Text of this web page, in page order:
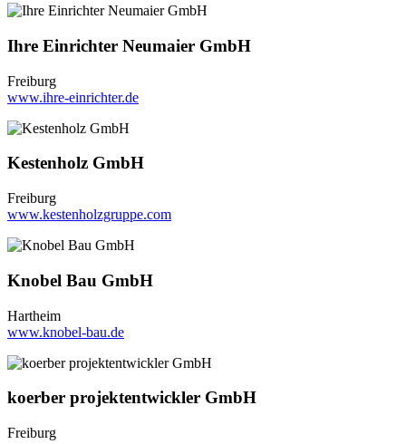
Ihre Einrichter Neumaier GmbH
Freiburg
www.ihre-einrichter.de
Kestenholz GmbH
Freiburg
www.kestenholzgruppe.com
Knobel Bau GmbH
Hartheim
www.knobel-bau.de
koerber projektentwickler GmbH
Freiburg